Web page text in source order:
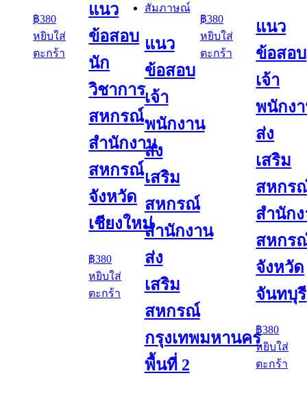
฿380
หยิบใส่
ตะกร้า
แนว
ข้อสอบ
นัก
วิชาการ
สหกรณ์
สำนักงาน
สหกรณ์
จังหวัด
เชียงใหม่
฿380
หยิบใส่
ตะกร้า
แนว
ข้อสอบ
เจ้า
พนักงาน
ส่ง
เสริม
สหกรณ์
สำนักงาน
ส่ง
เสริม
สหกรณ์
กรุงเทพมหานคร
พื้นที่ 2
฿380
หยิบใส่
ตะกร้า
แนว
ข้อสอบ
เจ้า
พนักง
ส่ง
เสริม
สหกร
สำนัก
สหกร
จังหวัด
จันทบุรี
฿380
หยิบใส่
ตะกร้า